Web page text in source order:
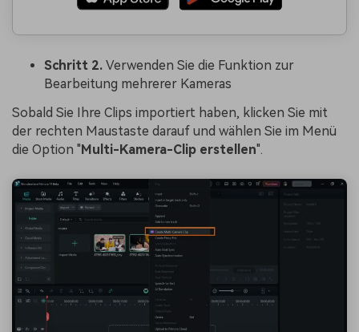
Schritt 2. Verwenden Sie die Funktion zur
Bearbeitung mehrerer Kameras
Sobald Sie Ihre Clips importiert haben, klicken Sie mit
der rechten Maustaste darauf und wählen Sie im Menü
die Option "Multi-Kamera-Clip erstellen".